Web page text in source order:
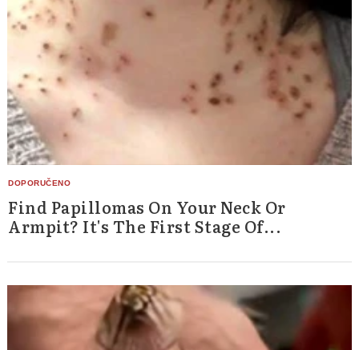
Find Papillomas On Your Neck Or
Armpit? It's The First Stage Of...